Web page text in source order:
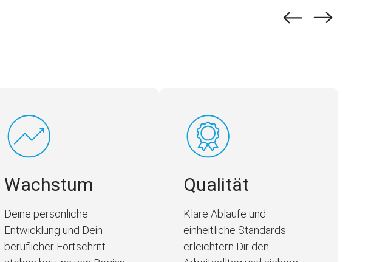
Wachstum
Deine persönliche
Entwicklung und Dein
beruflicher Fortschritt
Qualität
Klare Abläufe und
einheitliche Standards
erleichtern Dir den